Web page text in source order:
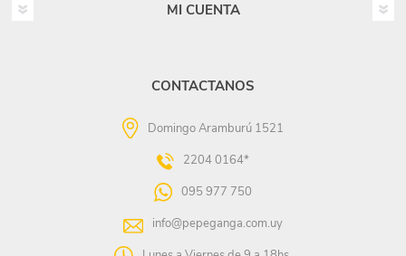
MI CUENTA
CONTACTANOS
Domingo Aramburú 1521
2204 0164*
095 977 750
info@pepeganga.com.uy